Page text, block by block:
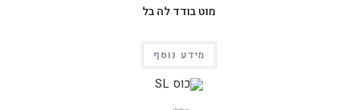
מוט בודד לה בל
מידע נוסף